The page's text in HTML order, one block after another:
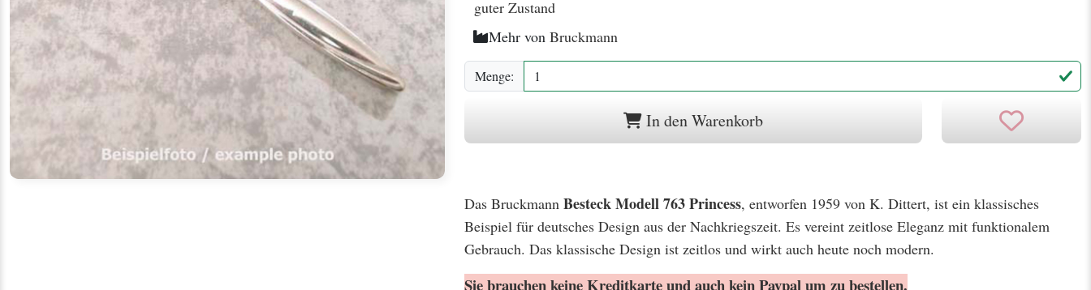
guter Zustand
Mehr von Bruckmann
Menge:
In den Warenkorb
Das Bruckmann Besteck Modell 763 Princess, entworfen 1959 von K. Dittert, ist ein klassisches
Beispiel für deutsches Design aus der Nachkriegszeit. Es vereint zeitlose Eleganz mit funktionalem
Gebrauch. Das klassische Design ist zeitlos und wirkt auch heute noch modern.
Sie brauchen keine Kreditkarte und auch kein Paypal um zu bestellen.